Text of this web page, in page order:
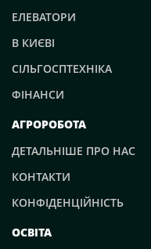
ЕЛЕВАТОРИ
В КИЄВІ
СІЛЬГОСПТЕХНІКА
ФІНАНСИ
АГРОРОБОТА
ДЕТАЛЬНІШЕ ПРО НАС
КОНТАКТИ
КОНФІДЕНЦІЙНІСТЬ
ОСВІТА